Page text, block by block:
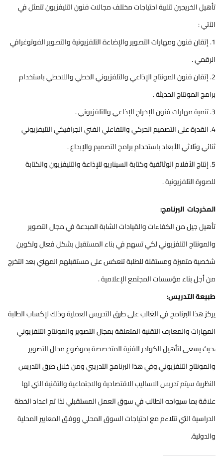
تأهيل الخريجين لتلبية احتياجات مختلف مجالات فنون التليفزيون تتمثل في
الآتي :
1. إتقان فنون ومهارات التصوير والإضاءة التلفزيونية والتصوير الفوتوغرافي
الرقمي .
2. إتقان فنون المونتاج الإذاعي والتلفزيوني الخطي واللاخطي باستخدام
برامج المونتاج الحديثة .
3. تنمية مهارات فنون الإخراج الإذاعي والتلفزيوني .
4. القدرة على التصميم الحركي والتفاعلي الفني الجرافيكي التليفزيوني
ثنائي وثلاثي الأبعاد باستخدام برامج التصميم والإبداع .
5. إنتاج الأفلام الوثائقية وكتابة السيناريو للإذاعة والتليفزيون والكتابة
للصورة التلفزيونية .
المخرجات البرنامج:
تأهيل جيل من الكفاءات والقيادات الشابة المبدعة في مجال التصوير
والمونتاج التلفزيوني لكي تسهم في بناء المستقبل بشكل فعال وتكوين
شخصية متميزة ومستقلة للطلبة تنعكس على مستقبلهم المهني بعد التخرج
من أجل بناء مؤسسات المجتمع الإعلامية .
طبيعة التدريس:
يركز هذا البرنامج في الغالب على طرق التدريس العملية وذلك لإكساب الطلبة
المهارات والمعارف التقنية المتعلقة بمجال التصوير والمونتاج التلفزيوني
،حيث يسعى لتأهيل الكوادر الفنية المتخصصة بموضوع مجال التصوير
والمونتاج التلفزيوني.وفي هذا البرنامج التدريبي ومن خلال طرق التدريس
النظرية سيتم تدريس الاساليب الاقتصادية والاجتماعية والتقنية التي لها
علاقة بما سيواجه الطالب في سوق العمل المستقبلي لذا تم اعداد الخطة
الدراسية التي تتلاءم مع احتياجات السوق المحلي ووفق المعايير المحلية
والدولية.